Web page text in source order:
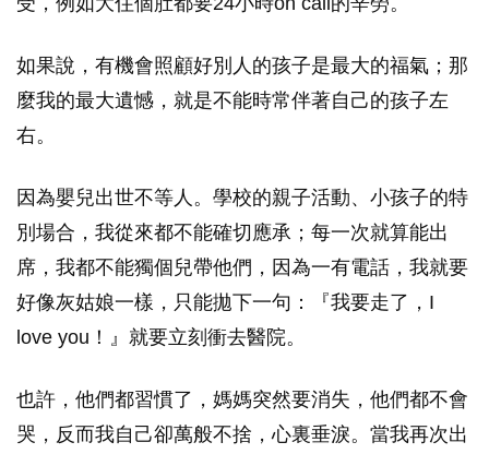
如果說，有機會照顧好別人的孩子是最大的福氣；那
麼我的最大遺憾，就是不能時常伴著自己的孩子左
右。
因為嬰兒出世不等人。學校的親子活動、小孩子的特
別場合，我從來都不能確切應承；每一次就算能出
席，我都不能獨個兒帶他們，因為一有電話，我就要
好像灰姑娘一樣，只能拋下一句：『我要走了，I
love you！』就要立刻衝去醫院。
也許，他們都習慣了，媽媽突然要消失，他們都不會
哭，反而我自己卻萬般不捨，心裏垂淚。當我再次出